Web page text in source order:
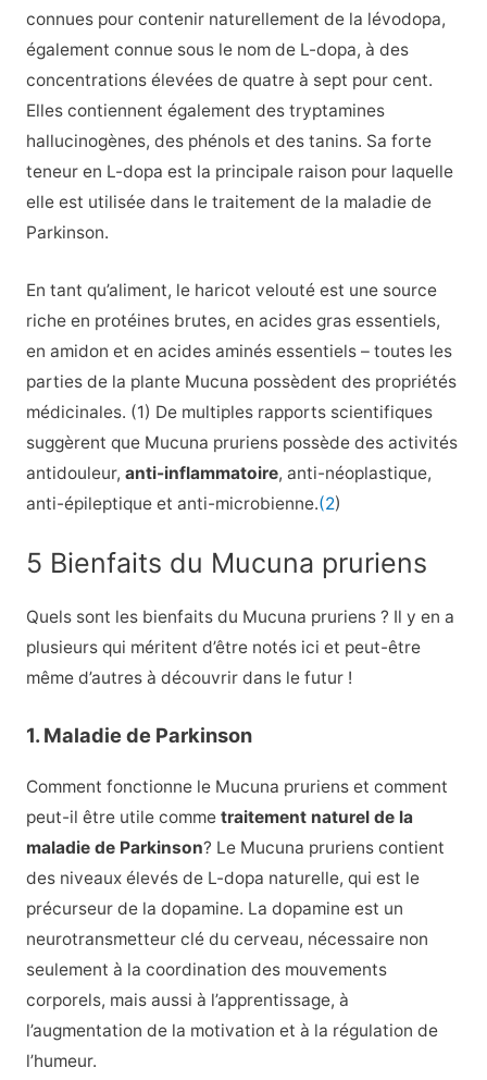
connues pour contenir naturellement de la lévodopa,
également connue sous le nom de L-dopa, à des
concentrations élevées de quatre à sept pour cent.
Elles contiennent également des tryptamines
hallucinogènes, des phénols et des tanins. Sa forte
teneur en L-dopa est la principale raison pour laquelle
elle est utilisée dans le traitement de la maladie de
Parkinson.
En tant qu’aliment, le haricot velouté est une source
riche en protéines brutes, en acides gras essentiels,
en amidon et en acides aminés essentiels – toutes les
parties de la plante Mucuna possèdent des propriétés
médicinales. (1) De multiples rapports scientifiques
suggèrent que Mucuna pruriens possède des activités
antidouleur, anti-inflammatoire, anti-néoplastique,
anti-épileptique et anti-microbienne.(2)
5 Bienfaits du Mucuna pruriens
Quels sont les bienfaits du Mucuna pruriens ? Il y en a
plusieurs qui méritent d’être notés ici et peut-être
même d’autres à découvrir dans le futur !
1. Maladie de Parkinson
Comment fonctionne le Mucuna pruriens et comment
peut-il être utile comme traitement naturel de la
maladie de Parkinson? Le Mucuna pruriens contient
des niveaux élevés de L-dopa naturelle, qui est le
précurseur de la dopamine. La dopamine est un
neurotransmetteur clé du cerveau, nécessaire non
seulement à la coordination des mouvements
corporels, mais aussi à l’apprentissage, à
l’augmentation de la motivation et à la régulation de
l’humeur.